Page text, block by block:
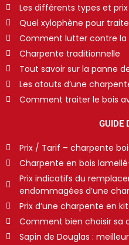
Les différents types et
Quel xylophène pour
Comment lutter contre la
Charpente traditionnelle
Tout savoir sur la panne
Les atouts d’une
Comment traiter le bois
GUIDE
Prix / Tarif – charpente
Charpente en bois
Prix indicatifs du
endommagées d’une
Prix d’une charpente en
Comment bien choisir sa
Sapin de Douglas :